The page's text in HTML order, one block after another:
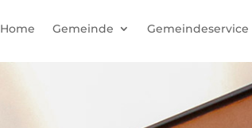
Home Gemeinde Gemeindeservice